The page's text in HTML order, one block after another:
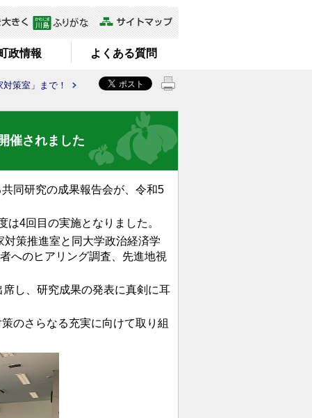
政情報 よくある質問
策室」まで！
催されました
同研究の成果報告会が、令和5
4回目の実施となりました。
策推進室と同大学政治経済学
へのヒアリング調査、先進地視
し、研究成果の発表に真剣に耳
のさらなる充実に向けて取り組